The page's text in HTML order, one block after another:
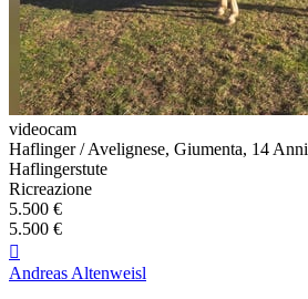
videocam
Haflinger / Avelignese, Giumenta, 14 Anni
Haflingerstute
Ricreazione
5.500 €
5.500 €

Andreas Altenweisl